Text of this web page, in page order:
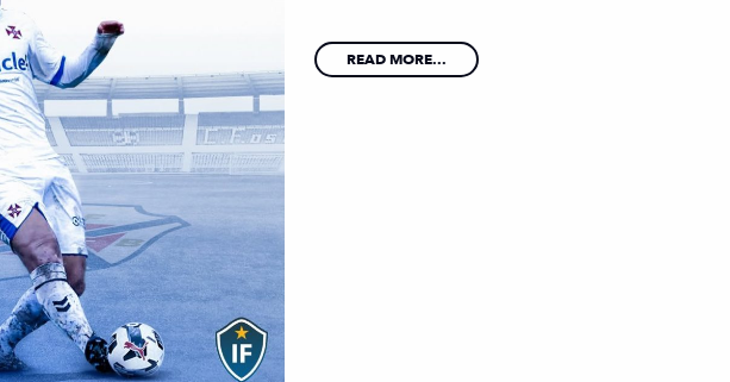
READ MORE...